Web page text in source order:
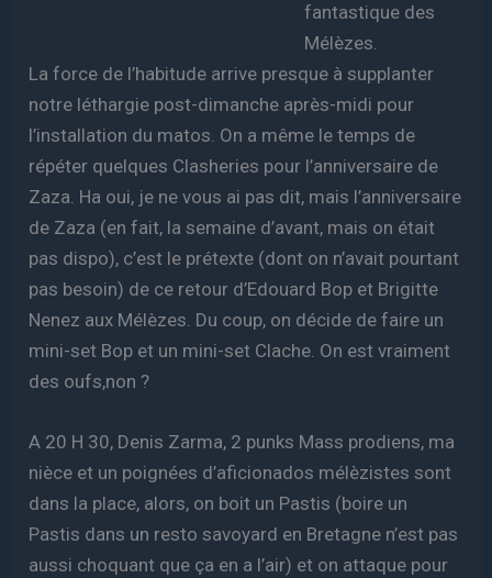
fantastique des
Mélèzes.
La force de l’habitude arrive presque à supplanter
notre léthargie post-dimanche après-midi pour
l’installation du matos. On a même le temps de
répéter quelques Clasheries pour l’anniversaire de
Zaza. Ha oui, je ne vous ai pas dit, mais l’anniversaire
de Zaza (en fait, la semaine d’avant, mais on était
pas dispo), c’est le prétexte (dont on n’avait pourtant
pas besoin) de ce retour d’Edouard Bop et Brigitte
Nenez aux Mélèzes. Du coup, on décide de faire un
mini-set Bop et un mini-set Clache. On est vraiment
des oufs,non ?
A 20 H 30, Denis Zarma, 2 punks Mass prodiens, ma
nièce et un poignées d’aficionados mélèzistes sont
dans la place, alors, on boit un Pastis (boire un
Pastis dans un resto savoyard en Bretagne n’est pas
aussi choquant que ça en a l’air) et on attaque pour